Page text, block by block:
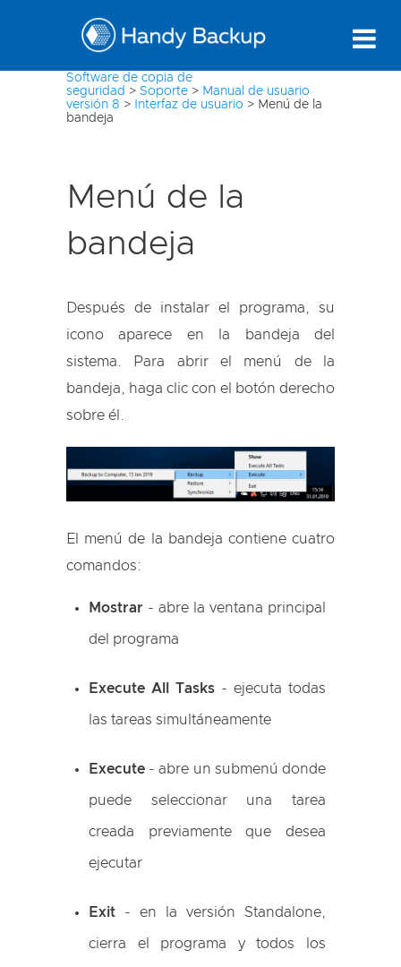
Software de copia de
seguridad > Soporte > Manual de usuario
versión 8 > Interfaz de usuario > Menú de la
bandeja
Menú de la
bandeja
Después de instalar el programa, su
icono aparece en la bandeja del
sistema. Para abrir el menú de la
bandeja, haga clic con el botón derecho
sobre él.
El menú de la bandeja contiene cuatro
comandos:
Mostrar - abre la ventana principal
del programa
Execute All Tasks - ejecuta todas
las tareas simultáneamente
Execute - abre un submenú donde
puede seleccionar una tarea
creada previamente que desea
ejecutar
Exit - en la versión Standalone,
cierra el programa y todos los